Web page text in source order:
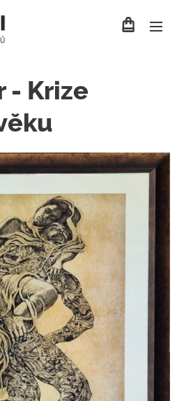
- Krize